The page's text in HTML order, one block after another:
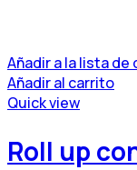
Añadir a la lista de
Añadir al carrito
Quick view
Roll up